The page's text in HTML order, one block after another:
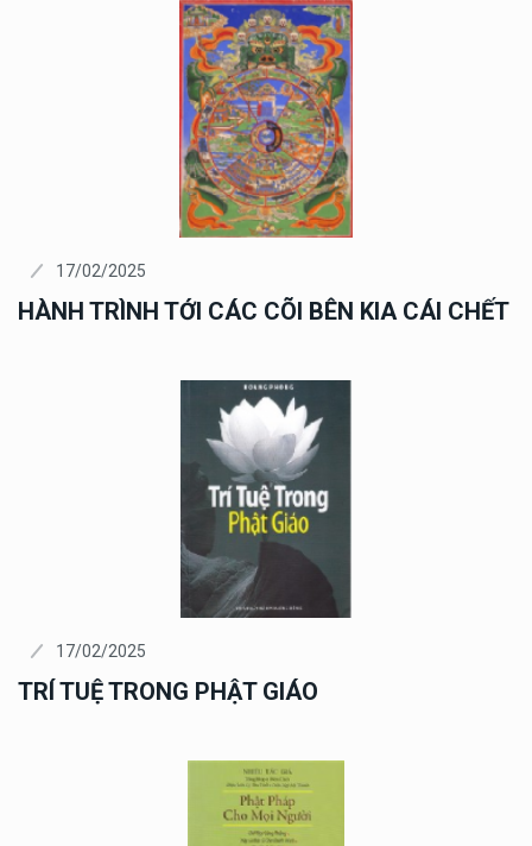
17/02/2025
HÀNH TRÌNH TỚI CÁC CÕI BÊN KIA CÁI CHẾT
17/02/2025
TRÍ TUỆ TRONG PHẬT GIÁO